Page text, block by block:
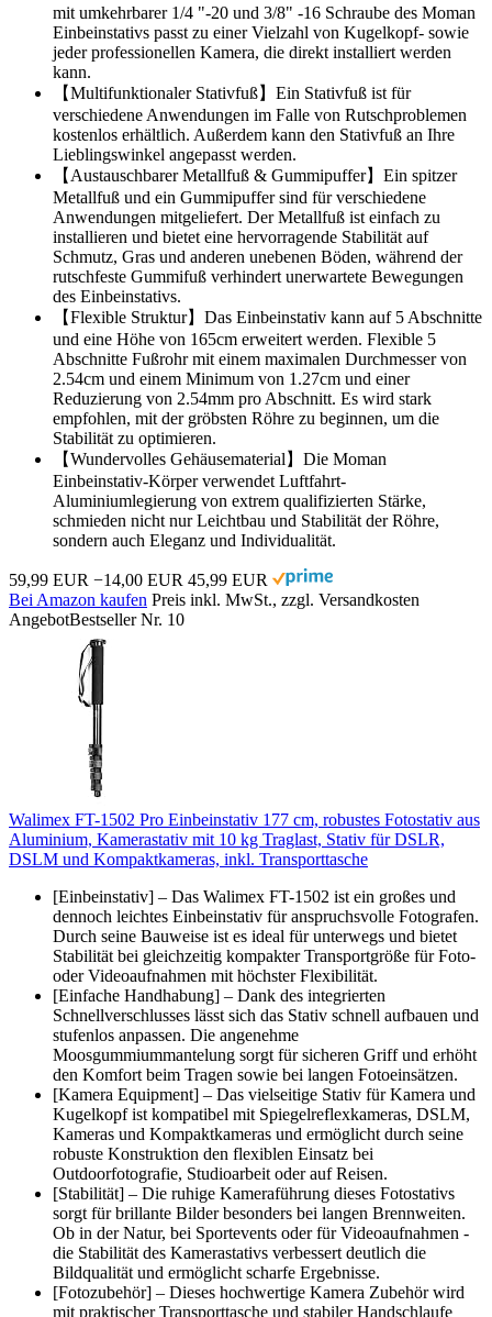
mit umkehrbarer 1/4 "-20 und 3/8" -16 Schraube des Moman
Einbeinstativs passt zu einer Vielzahl von Kugelkopf- sowie
jeder professionellen Kamera, die direkt installiert werden
kann.
【Multifunktionaler Stativfuß】Ein Stativfuß ist für
verschiedene Anwendungen im Falle von Rutschproblemen
kostenlos erhältlich. Außerdem kann den Stativfuß an Ihre
Lieblingswinkel angepasst werden.
【Austauschbarer Metallfuß & Gummipuffer】Ein spitzer
Metallfuß und ein Gummipuffer sind für verschiedene
Anwendungen mitgeliefert. Der Metallfuß ist einfach zu
installieren und bietet eine hervorragende Stabilität auf
Schmutz, Gras und anderen unebenen Böden, während der
rutschfeste Gummifuß verhindert unerwartete Bewegungen
des Einbeinstativs.
【Flexible Struktur】Das Einbeinstativ kann auf 5 Abschnitte
und eine Höhe von 165cm erweitert werden. Flexible 5
Abschnitte Fußrohr mit einem maximalen Durchmesser von
2.54cm und einem Minimum von 1.27cm und einer
Reduzierung von 2.54mm pro Abschnitt. Es wird stark
empfohlen, mit der gröbsten Röhre zu beginnen, um die
Stabilität zu optimieren.
【Wundervolles Gehäusematerial】Die Moman
Einbeinstativ-Körper verwendet Luftfahrt-
Aluminiumlegierung von extrem qualifizierten Stärke,
schmieden nicht nur Leichtbau und Stabilität der Röhre,
sondern auch Eleganz und Individualität.
59,99 EUR −14,00 EUR 45,99 EUR
Bei Amazon kaufen Preis inkl. MwSt., zzgl. Versandkosten
AngebotBestseller Nr. 10
Walimex FT-1502 Pro Einbeinstativ 177 cm, robustes Fotostativ aus
Aluminium, Kamerastativ mit 10 kg Traglast, Stativ für DSLR,
DSLM und Kompaktkameras, inkl. Transporttasche
[Einbeinstativ] – Das Walimex FT-1502 ist ein großes und
dennoch leichtes Einbeinstativ für anspruchsvolle Fotografen.
Durch seine Bauweise ist es ideal für unterwegs und bietet
Stabilität bei gleichzeitig kompakter Transportgröße für Foto-
oder Videoaufnahmen mit höchster Flexibilität.
[Einfache Handhabung] – Dank des integrierten
Schnellverschlusses lässt sich das Stativ schnell aufbauen und
stufenlos anpassen. Die angenehme
Moosgummiummantelung sorgt für sicheren Griff und erhöht
den Komfort beim Tragen sowie bei langen Fotoeinsätzen.
[Kamera Equipment] – Das vielseitige Stativ für Kamera und
Kugelkopf ist kompatibel mit Spiegelreflexkameras, DSLM,
Kameras und Kompaktkameras und ermöglicht durch seine
robuste Konstruktion den flexiblen Einsatz bei
Outdoorfotografie, Studioarbeit oder auf Reisen.
[Stabilität] – Die ruhige Kameraführung dieses Fotostativs
sorgt für brillante Bilder besonders bei langen Brennweiten.
Ob in der Natur, bei Sportevents oder für Videoaufnahmen -
die Stabilität des Kamerastativs verbessert deutlich die
Bildqualität und ermöglicht scharfe Ergebnisse.
[Fotozubehör] – Dieses hochwertige Kamera Zubehör wird
mit praktischer Transporttasche und stabiler Handschlaufe